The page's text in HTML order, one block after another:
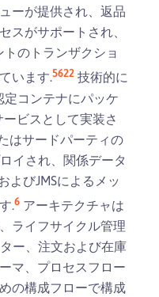
ーが提供され、返品
スがサポートされ、
トのトランザクショ
います.5622 技術的に
定コンテナにパッケ
ビスとして実装さ
はサードパーティの
イされ、関係データ
よびJMSによるメッ
.6 アーキテクチャは
ライフサイクル管理
ー、注文および在庫
マ、プロセスフロー
の構成フローで構成